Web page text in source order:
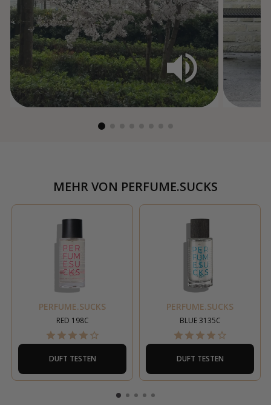
MEHR VON PERFUME.SUCKS
PERFUME.SUCKS
RED 198C
DUFT TESTEN
PERFUME.SUCKS
BLUE 3135C
DUFT TESTEN